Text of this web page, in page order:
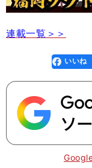
連載一覧＞＞
faceboo
k
いいね